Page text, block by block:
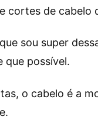
cortes de cabelo
sou super
que possível.
o cabelo é a